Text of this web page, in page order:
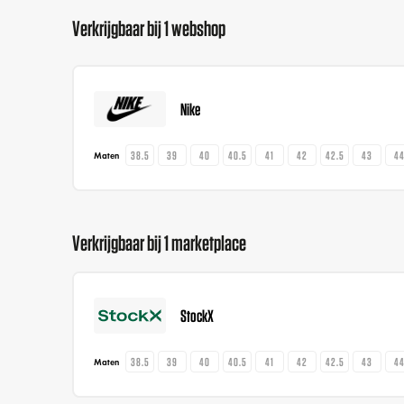
Verkrijgbaar bij 1 webshop
Nike
Maten 38.5 39 40 40.5 41 42 42.5 43 44
Verkrijgbaar bij 1 marketplace
StockX
Maten 38.5 39 40 40.5 41 42 42.5 43 44